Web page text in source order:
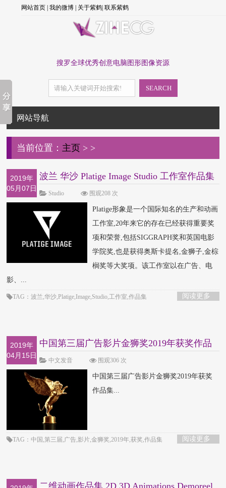
网站首页 我的微博 关于紫鹤 联系紫鹤
搜罗全球优秀创意电脑图形图像资源
SEARCH
网站导航
当前位置： 主页 > >
2019年
05月07日
波兰 华沙 Platige Image Studio 工作室作品集
Studio 围观208 次
Platige形象是一个国际知名的生产和动画
工作室,20年来它的存在已经获得重要奖
项和荣誉,包括SIGGRAPH奖和英国电影
学院奖,也是获得奥斯卡提名,金狮子,金棕
榈奖等大奖项。该工作室以在广告、电
影、...
阅读更多
TAG：波兰,华沙,Platige,Image,Studio,工作室,作品集
2019年
04月15日
中国第三届广告影片金狮奖2019年获奖作品
集中文发音 围观306 次
中国第三届广告影片金狮奖2019年获奖
作品集...
阅读更多
TAG：中国,第三届,广告,影片,金狮奖,2019年,获奖,作品集
二维动画作品集 2D 3D Animations Demoreel